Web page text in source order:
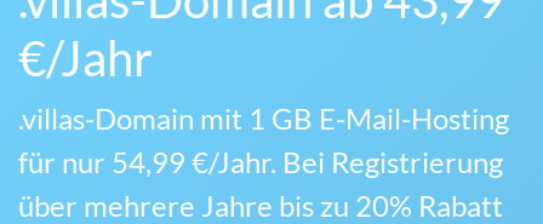
€/Jahr
.villas-Domain mit 1 GB E-Mail-Hosting
für nur 54,99 €/Jahr. Bei Registrierung
über mehrere Jahre bis zu 20% Rabatt